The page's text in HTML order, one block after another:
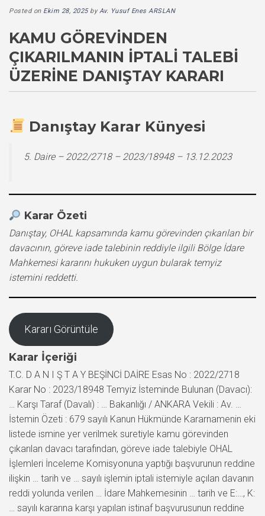
Posted on Ekim 28, 2025byAv. Yusuf Enes ARSLAN
KAMU GÖREVINDEN
ÇIKARILMANIN İPTALI TALEBI
ÜZERINE DANIŞTAY KARARI
Danıştay Karar Künyesi
5. Daire – 2022/2718 – 2023/18948 – 13.12.2023
Karar Özeti
Danıştay, OHAL kapsamında kamu görevinden çıkarılan bir
davacının, göreve iade talebinin reddiyle ilgili Bölge İdare
Mahkemesi kararını hukuken uygun bularak temyiz
istemini reddetti.
Kararı Görüntüle
Karar İçeriği
T.C. D A N I Ş T A Y BEŞİNCİ DAİRE Esas No : 2022/2718
Karar No : 2023/18948 Temyiz İsteminde Bulunan (Davacı):
… Karşı Taraf (Davalı) : … Bakanlığı / ANKARA Vekili : Av. …
İstemin Özeti : 679 sayılı Kanun Hükmünde Kararnamenin eki
listede ismine yer verilmek suretiyle kamu görevinden
çıkarılan davacı tarafından, göreve iade talebiyle OHAL
İşlemleri İnceleme Komisyonuna yaptığı başvurunun reddine
ilişkin … tarih ve … sayılı işlemin iptali istemiyle açılan davanın
reddi yolunda verilen … İdare Mahkemesinin … tarih ve E:…, K:
… sayılı kararına karşı yapılan istinaf başvurusunun reddine